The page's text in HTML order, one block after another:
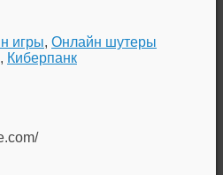
игры, Онлайн шутеры
, Киберпанк